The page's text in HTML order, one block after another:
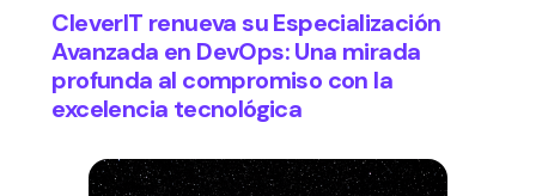
CleverIT renueva su Especialización
Avanzada en DevOps: Una mirada
profunda al compromiso con la
excelencia tecnológica